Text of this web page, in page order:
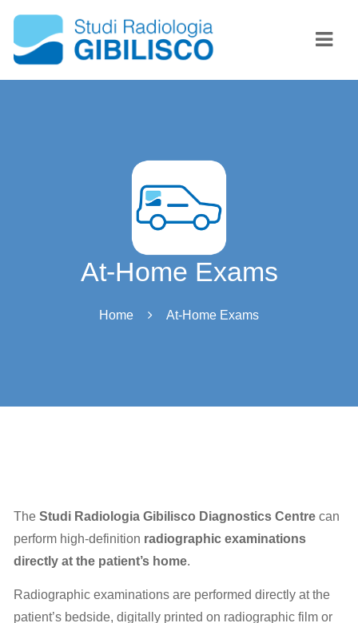
At-Home Exams
Home At-Home Exams
TheStudi Radiologia Gibilisco Diagnostics Centre can
perform high-definition radiographic examinations
directly at the patient’s home.
Radiographic examinations are performed directly at the
patient’s bedside, digitally printed on radiographic film or